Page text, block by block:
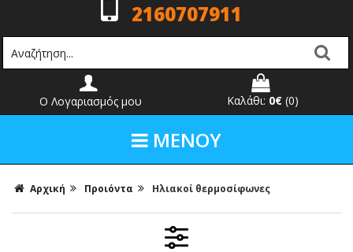
2160707911
Ο Λογαριασμός μου Καλάθι: 0€ (0)
ΜΕΝΟΥ
Αρχική Προιόντα Ηλιακοί θερμοσίφωνες